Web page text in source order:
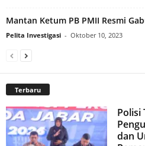
Mantan Ketum PB PMII Resmi
Pelita Investigasi - Oktober 10, 2023
Terbaru
Polisi
dan